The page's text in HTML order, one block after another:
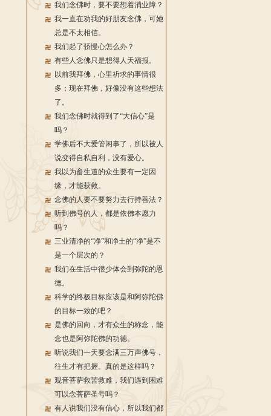
我们念佛时，要不要想着消业障？
我一直在劝我的好朋友念佛，可她
总是不太相信。
我们起了骄慢心怎么办？
有些人念佛只是想得人天福报。
以前我拜佛，心里祈求的事情很
多；现在拜佛，好像没有这些想法
了。
我们念佛时就得到了“大信心”是
吗？
学佛后不大爱管闲事了，所以被人
说变得自私自利，没有爱心。
我以为畜生道的众生要有一定因
缘，才能获救。
念佛的人要不要努力去行持善法？
听到佛号的人，都是依佛本愿力
吗？
三业清净的“净”和净土的“净”是不
是一个层次的？
我们在生活中很少体会到弥陀的恩
德。
科学的终极目标应该是和阿弥陀佛
的目标一致的吧？
是佛的回向，才有众生的称念，能
念也是阿弥陀佛的功德。
听说我们一天要念满三万声佛号，
往生才有把握。真的是这样吗？
观音菩萨救苦救难，我们遇到困难
可以念菩萨圣号吗？
有人说我们没有信心，所以我们都